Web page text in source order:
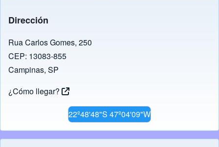
Dirección
Rua Carlos Gomes, 250
CEP: 13083-855
Campinas, SP
¿Cómo llegar?
22º48'48"S 47º04'09"W